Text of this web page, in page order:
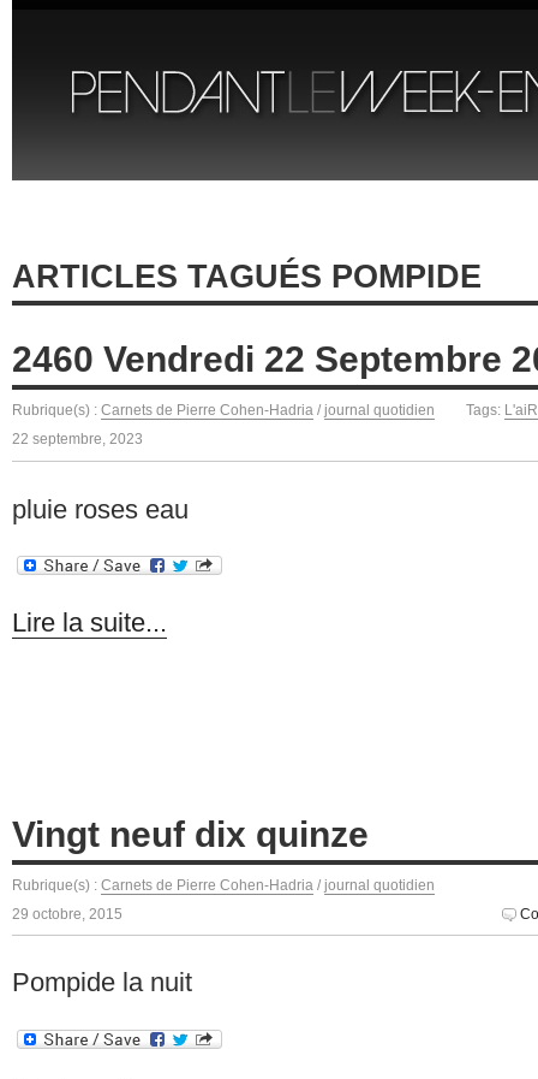
ARTICLES TAGUÉS POMPIDE
2460 Vendredi 22 Septembre
Rubrique(s) : Carnets de Pierre Cohen-Hadria / journal quotidien Tags:
22 septembre, 2023
pluie roses eau
Lire la suite...
Vingt neuf dix quinze
Rubrique(s) : Carnets de Pierre Cohen-Hadria / journal quotidien
29 octobre, 2015
Pompide la nuit